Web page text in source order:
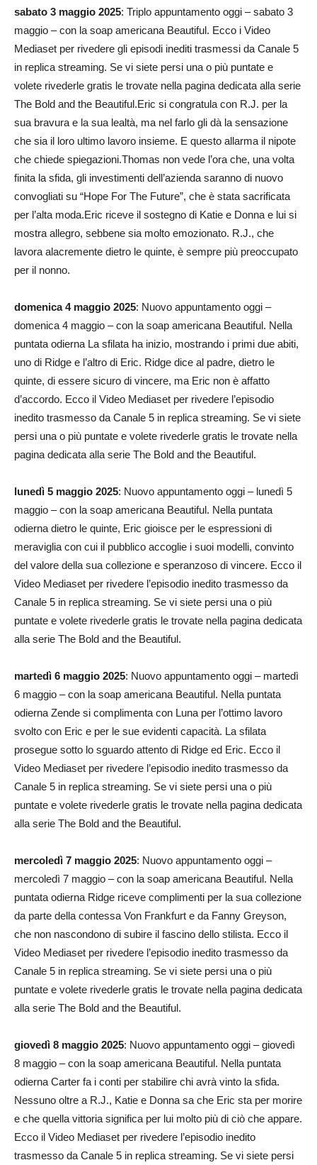
sabato 3 maggio 2025: Triplo appuntamento oggi – sabato 3
maggio – con la soap americana Beautiful. Ecco i Video
Mediaset per rivedere gli episodi inediti trasmessi da Canale 5
in replica streaming. Se vi siete persi una o più puntate e
volete rivederle gratis le trovate nella pagina dedicata alla serie
The Bold and the Beautiful.Eric si congratula con R.J. per la
sua bravura e la sua lealtà, ma nel farlo gli dà la sensazione
che sia il loro ultimo lavoro insieme. E questo allarma il nipote
che chiede spiegazioni.Thomas non vede l’ora che, una volta
finita la sfida, gli investimenti dell’azienda saranno di nuovo
convogliati su “Hope For The Future”, che è stata sacrificata
per l’alta moda.Eric riceve il sostegno di Katie e Donna e lui si
mostra allegro, sebbene sia molto emozionato. R.J., che
lavora alacremente dietro le quinte, è sempre più preoccupato
per il nonno.
domenica 4 maggio 2025: Nuovo appuntamento oggi –
domenica 4 maggio – con la soap americana Beautiful. Nella
puntata odierna La sfilata ha inizio, mostrando i primi due abiti,
uno di Ridge e l’altro di Eric. Ridge dice al padre, dietro le
quinte, di essere sicuro di vincere, ma Eric non è affatto
d’accordo. Ecco il Video Mediaset per rivedere l’episodio
inedito trasmesso da Canale 5 in replica streaming. Se vi siete
persi una o più puntate e volete rivederle gratis le trovate nella
pagina dedicata alla serie The Bold and the Beautiful.
lunedì 5 maggio 2025: Nuovo appuntamento oggi – lunedì 5
maggio – con la soap americana Beautiful. Nella puntata
odierna dietro le quinte, Eric gioisce per le espressioni di
meraviglia con cui il pubblico accoglie i suoi modelli, convinto
del valore della sua collezione e speranzoso di vincere. Ecco il
Video Mediaset per rivedere l’episodio inedito trasmesso da
Canale 5 in replica streaming. Se vi siete persi una o più
puntate e volete rivederle gratis le trovate nella pagina dedicata
alla serie The Bold and the Beautiful.
martedì 6 maggio 2025: Nuovo appuntamento oggi – martedì
6 maggio – con la soap americana Beautiful. Nella puntata
odierna Zende si complimenta con Luna per l’ottimo lavoro
svolto con Eric e per le sue evidenti capacità. La sfilata
prosegue sotto lo sguardo attento di Ridge ed Eric. Ecco il
Video Mediaset per rivedere l’episodio inedito trasmesso da
Canale 5 in replica streaming. Se vi siete persi una o più
puntate e volete rivederle gratis le trovate nella pagina dedicata
alla serie The Bold and the Beautiful.
mercoledì 7 maggio 2025: Nuovo appuntamento oggi –
mercoledì 7 maggio – con la soap americana Beautiful. Nella
puntata odierna Ridge riceve complimenti per la sua collezione
da parte della contessa Von Frankfurt e da Fanny Greyson,
che non nascondono di subire il fascino dello stilista. Ecco il
Video Mediaset per rivedere l’episodio inedito trasmesso da
Canale 5 in replica streaming. Se vi siete persi una o più
puntate e volete rivederle gratis le trovate nella pagina dedicata
alla serie The Bold and the Beautiful.
giovedì 8 maggio 2025: Nuovo appuntamento oggi – giovedì
8 maggio – con la soap americana Beautiful. Nella puntata
odierna Carter fa i conti per stabilire chi avrà vinto la sfida.
Nessuno oltre a R.J., Katie e Donna sa che Eric sta per morire
e che quella vittoria significa per lui molto più di ciò che appare.
Ecco il Video Mediaset per rivedere l’episodio inedito
trasmesso da Canale 5 in replica streaming. Se vi siete persi